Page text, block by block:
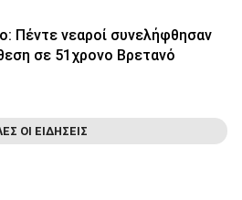
Πέντε νεαροί συνελήφθησαν
σε 51χρονο Βρετανό
ΟΙ ΕΙΔΗΣΕΙΣ